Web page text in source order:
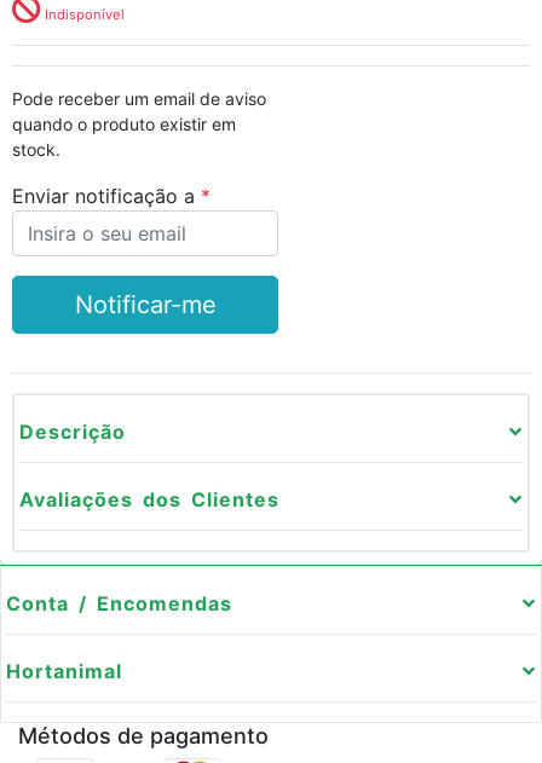
Indisponível
Pode receber um email de aviso
quando o produto existir em
stock.
Enviar notificação a
Notificar-me
Descrição
Avaliações dos Clientes
Conta / Encomendas
Hortanimal
Métodos de pagamento